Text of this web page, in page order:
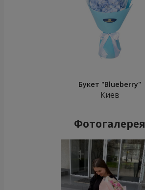
Букет "Blueberry"
Киев
Фотогалерея